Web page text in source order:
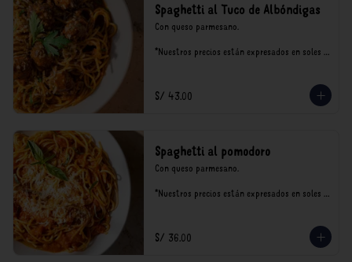
Spaghetti al Tuco de Albóndigas
Con queso parmesano.
*Nuestros precios están expresados en soles e
S/ 43.00
Spaghetti al pomodoro
Con queso parmesano.
*Nuestros precios están expresados en soles e
S/ 36.00